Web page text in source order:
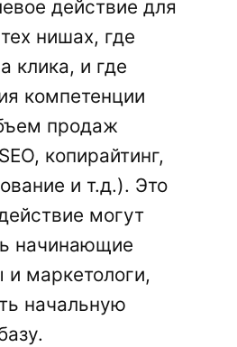
действие для
нишах, где
клика, и где
компетенции
продаж
копирайтинг,
и т.д.). Это
могут
начинающие
и маркетологи,
начальную